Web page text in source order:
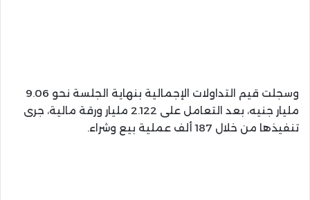
وسجلت قيم التداولات الإجمالية بنهاية الجلسة نحو 9.06
مليار جنيه، بعد التعامل على 2.122 مليار ورقة مالية، جرى
تنفيذها من خلال 187 ألف عملية بيع وشراء.